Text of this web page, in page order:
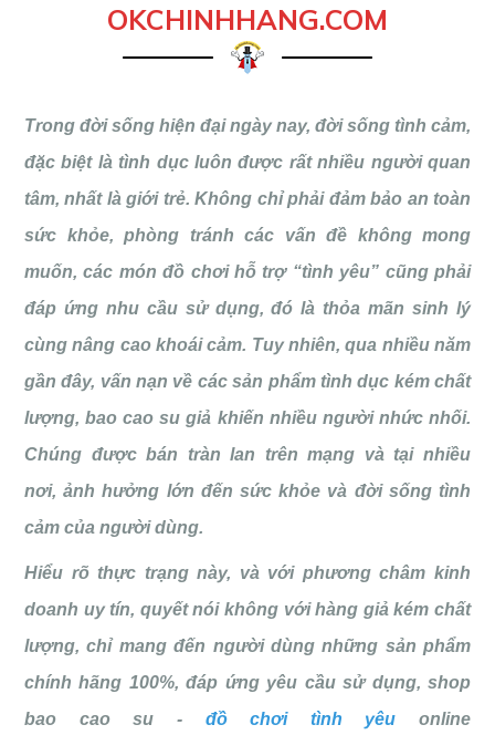
OKCHINHHANG.COM
Trong đời sống hiện đại ngày nay, đời sống tình cảm,
đặc biệt là tình dục luôn được rất nhiều người quan
tâm, nhất là giới trẻ. Không chỉ phải đảm bảo an toàn
sức khỏe, phòng tránh các vấn đề không mong
muốn, các món đồ chơi hỗ trợ “tình yêu” cũng phải
đáp ứng nhu cầu sử dụng, đó là thỏa mãn sinh lý
cùng nâng cao khoái cảm. Tuy nhiên, qua nhiều năm
gần đây, vấn nạn về các sản phẩm tình dục kém chất
lượng, bao cao su giả khiến nhiều người nhức nhối.
Chúng được bán tràn lan trên mạng và tại nhiều
nơi, ảnh hưởng lớn đến sức khỏe và đời sống tình
cảm của người dùng.
Hiểu rõ thực trạng này, và với phương châm kinh
doanh uy tín, quyết nói không với hàng giả kém chất
lượng, chỉ mang đến người dùng những sản phẩm
chính hãng 100%, đáp ứng yêu cầu sử dụng, shop
bao cao su - đồ chơi tình yêu online